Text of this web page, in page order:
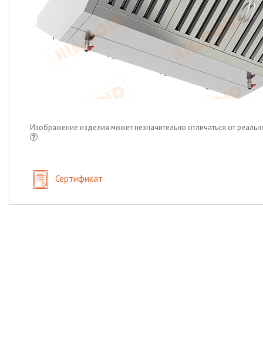
Изображение изделия может незначительно отличаться от
Сертификат